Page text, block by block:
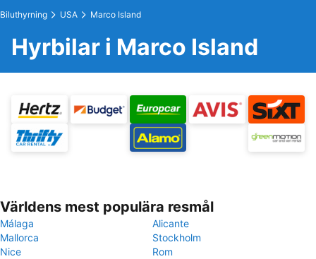
Biluthyrning USA Marco Island
Hyrbilar i Marco Island
Världens mest populära resmål
Málaga
Alicante
Mallorca
Stockholm
Nice
Rom